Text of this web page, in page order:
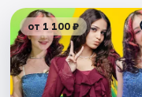
от 1 100 ₽